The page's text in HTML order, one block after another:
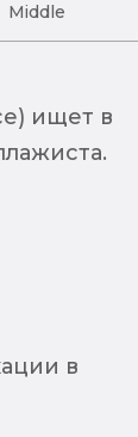
Middle
ищет в
в